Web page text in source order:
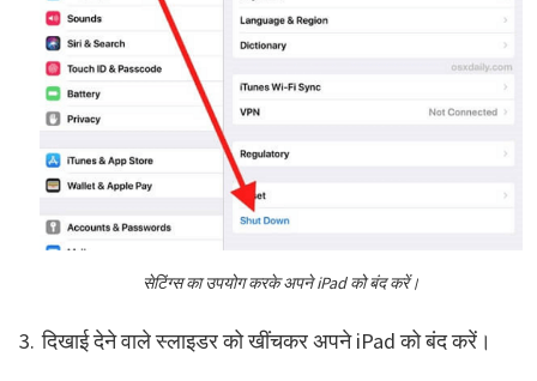
सेटिंग्स का उपयोग करके अपने iPad को बंद करें।
दिखाई देने वाले स्लाइडर को खींचकर अपने iPad को बंद करें।